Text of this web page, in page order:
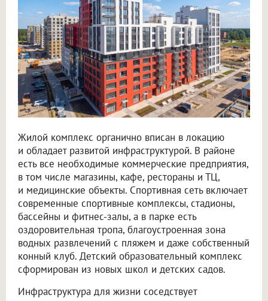
Жилой комплекс органично вписан в локацию
и обладает развитой инфраструктурой. В районе
есть все необходимые коммерческие предприятия,
в том числе магазины, кафе, рестораны и ТЦ,
и медицинские объекты. Спортивная сеть включает
современные спортивные комплексы, стадионы,
бассейны и фитнес-залы, а в парке есть
оздоровительная тропа, благоустроенная зона
водных развлечений с пляжем и даже собственный
конный клуб. Детский образовательный комплекс
сформирован из новых школ и детских садов.
Инфраструктура для жизни соседствует